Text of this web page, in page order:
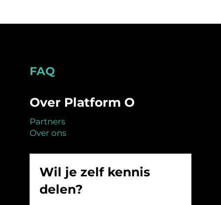
Footer
FAQ
Over Platform O
Partners
Over ons
Wil je zelf kennis
delen?